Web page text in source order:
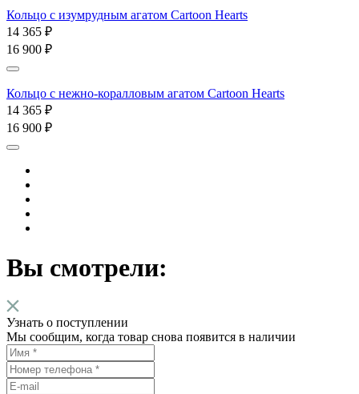
Кольцо c изумрудным агатом Cartoon Hearts
14 365 ₽
16 900 ₽
Кольцо c нежно-коралловым агатом Cartoon Hearts
14 365 ₽
16 900 ₽
Вы смотрели:
Узнать о поступлении
Мы сообщим, когда товар снова появится в наличии